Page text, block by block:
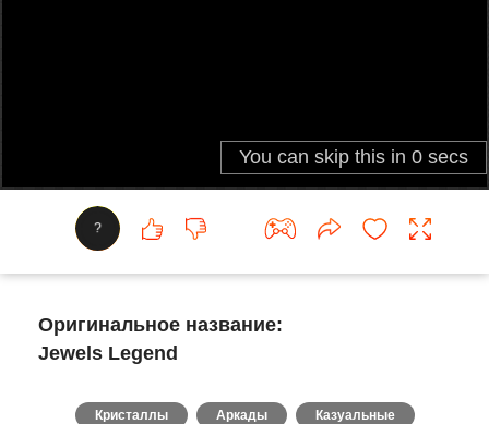
?
Оригинальное название:
Jewels Legend
Кристаллы Аркады Казуальные